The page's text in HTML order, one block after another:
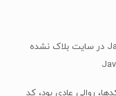
بسیار مهم است که کدهای CSS یا JavaScript در سایت بلاک نشده